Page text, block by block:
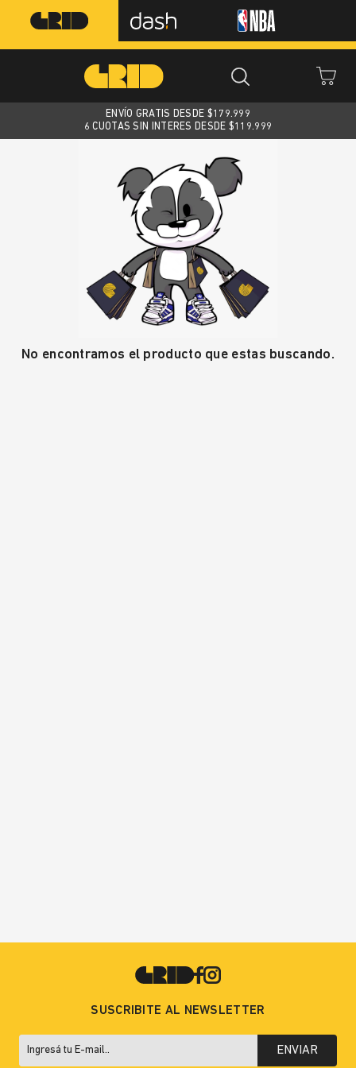
ENVÍO GRATIS DESDE $179.999
6 CUOTAS SIN INTERES DESDE $119.999
No encontramos el producto que estas buscando.
SUSCRIBITE AL NEWSLETTER
ENVIAR